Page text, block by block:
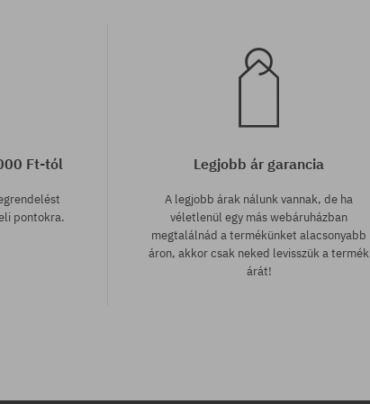
Ft-tól
pontokra.
Legjobb ár garancia
A legjobb árak nálunk vannak, de ha
véletlenül egy más webáruházban
megtalálnád a termékünket alacsonyabb
áron, akkor csak neked levisszük a termék
árát!